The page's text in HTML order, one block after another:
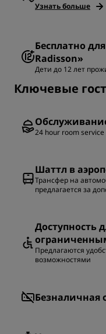
Узнать больше
Бесплатно
Radisson»
Дети до 12 лет
Ключевые
24 hour room service
Шаттл в
Трансфер на
предлагается за
Доступность
Предлагаются
возможностями
Безналичная